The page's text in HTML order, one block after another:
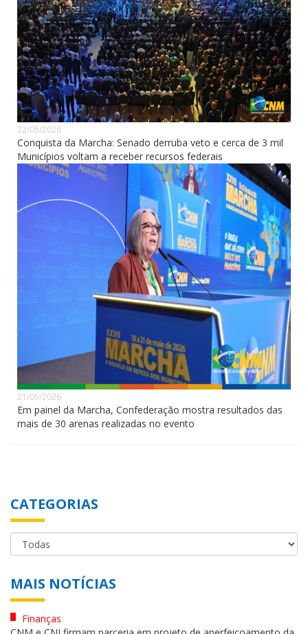
22/05/2026
Conquista da Marcha: Senado derruba veto e cerca de 3 mil
Municípios voltam a receber recursos federais
21/05/2026
Em painel da Marcha, Confederação mostra resultados das
mais de 30 arenas realizadas no evento
CATEGORIAS
MAIS NOTÍCIAS
Finanças